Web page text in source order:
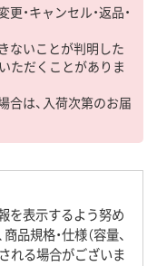
・キャンセル・返品・
ないことが判明した
ただくことがありま
合は、入荷次第のお届
を表示するよう努め
品規格・仕様（容量、
れる場合がございま